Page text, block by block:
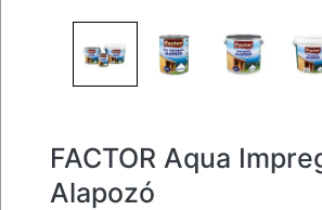
FACTOR Aqua
Alapozó